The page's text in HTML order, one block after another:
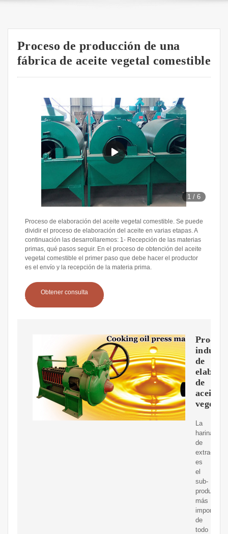
Proceso de producción de una
fábrica de aceite vegetal comestible
1 /6
Proceso de elaboración del aceite vegetal comestible. Se puede
dividir el proceso de elaboración del aceite en varias etapas. A
continuación las desarrollaremos: 1- Recepción de las materias
primas, qué pasos seguir. En el proceso de obtención del aceite
vegetal comestible el primer paso que debe hacer el productor
es el envío y la recepción de la materia prima.
Obtener consulta
Proceso
de
de
aceite
vegetal
La
harina
de
extracción
es
el
sub-
producto
más
importante
de
todo